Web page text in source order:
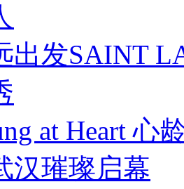
出发SAINT
at Heart
汉璀璨启幕